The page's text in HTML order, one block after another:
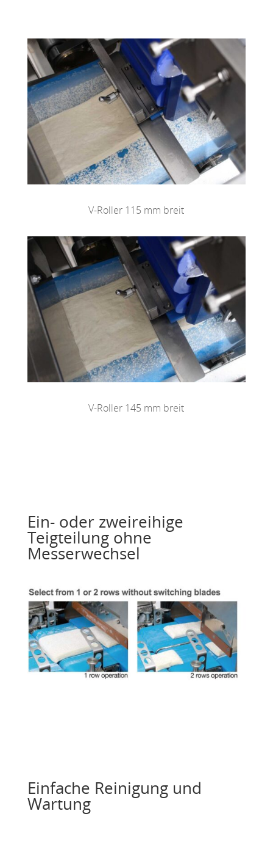
V-Roller 115 mm breit
V-Roller 145 mm breit
Ein- oder zweireihige
Teigteilung ohne
Messerwechsel
Einfache Reinigung und
Wartung